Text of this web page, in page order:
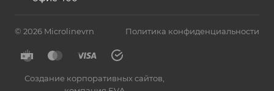
© 2026 Microlinevrn Политика конфиденциальности
Создание корпоративных сайтов,